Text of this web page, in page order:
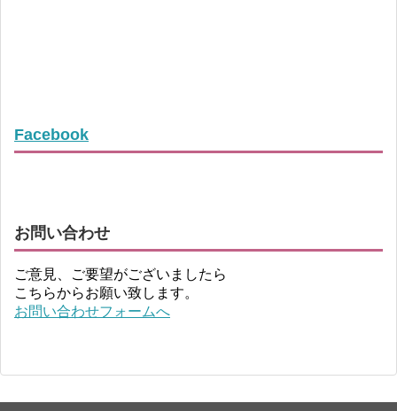
Facebook
お問い合わせ
ご意見、ご要望がございましたら
こちらからお願い致します。
お問い合わせフォームへ